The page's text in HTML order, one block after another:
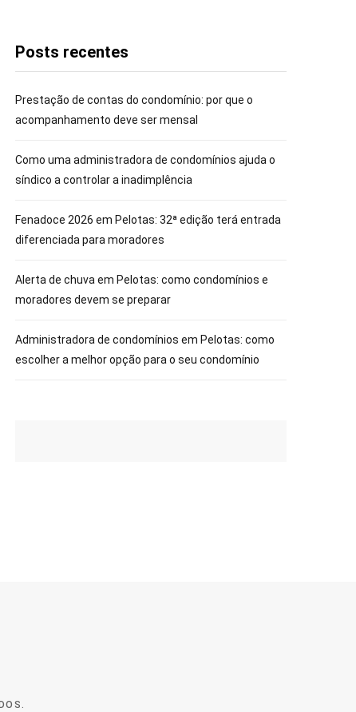
Posts recentes
Prestação de contas do condomínio: por que o
acompanhamento deve ser mensal
Como uma administradora de condomínios ajuda o
síndico a controlar a inadimplência
Fenadoce 2026 em Pelotas: 32ª edição terá entrada
diferenciada para moradores
Alerta de chuva em Pelotas: como condomínios e
moradores devem se preparar
Administradora de condomínios em Pelotas: como
escolher a melhor opção para o seu condomínio